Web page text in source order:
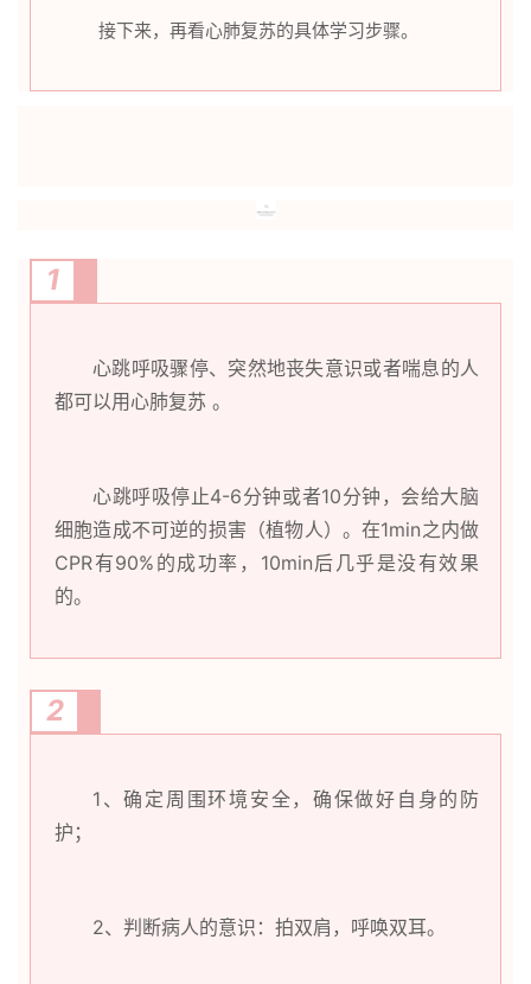
接下来，再看心肺复苏的具体学习步骤。
1
心跳呼吸骤停、突然地丧失意识或者喘息的人
都可以用心肺复苏 。
心跳呼吸停止4-6分钟或者10分钟，会给大脑
细胞造成不可逆的损害（植物人）。在1min之内做
CPR有90%的成功率，10min后几乎是没有效果
的。
2
1、确定周围环境安全，确保做好自身的防
护；
2、判断病人的意识：拍双肩，呼唤双耳。